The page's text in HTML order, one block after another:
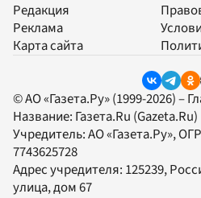
Редакция
Реклама
Карта сайта
© АО «Газета.Ру» (1999-2026) –
Название: Газета.Ru (Gazeta.Ru)
Учредитель:АО «Газета.Ру»,
7743625728
Адрес учредителя: 125239,
улица, дом 67